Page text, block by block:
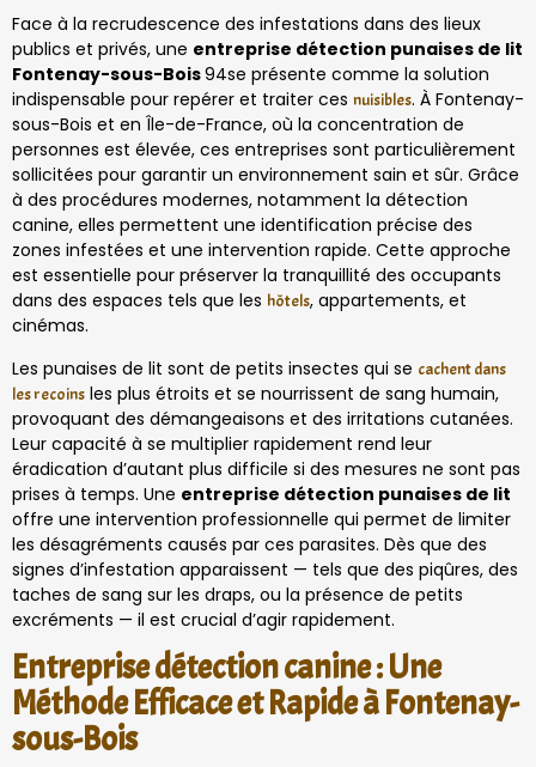
Face à la recrudescence des infestations dans des lieux
publics et privés, une entreprise détection punaises de lit
Fontenay-sous-Bois94se présente comme la solution
indispensable pour repérer et traiter ces nuisibles. À Fontenay-
sous-Bois et en Île-de-France, où la concentration de
personnes est élevée, ces entreprises sont particulièrement
sollicitées pour garantir un environnement sain et sûr. Grâce
à des procédures modernes, notamment la détection
canine, elles permettent une identification précise des
zones infestées et une intervention rapide. Cette approche
est essentielle pour préserver la tranquillité des occupants
dans des espaces tels que les hôtels, appartements, et
cinémas.
Les punaises de lit sont de petits insectes qui se cachent dans
les recoins les plus étroits et se nourrissent de sang humain,
provoquant des démangeaisons et des irritations cutanées.
Leur capacité à se multiplier rapidement rend leur
éradication d’autant plus difficile si des mesures ne sont pas
prises à temps. Une entreprise détection punaises de lit
offre une intervention professionnelle qui permet de limiter
les désagréments causés par ces parasites. Dès que des
signes d’infestation apparaissent — tels que des piqûres, des
taches de sang sur les draps, ou la présence de petits
excréments — il est crucial d’agir rapidement.
Entreprise détection canine : Une
Méthode Efficace et Rapide à Fontenay-
sous-Bois